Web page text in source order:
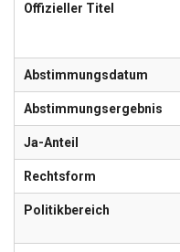
Offizieller Titel
Abstimmungsdatum
Abstimmungsergebnis
Ja-Anteil
Rechtsform
Politikbereich